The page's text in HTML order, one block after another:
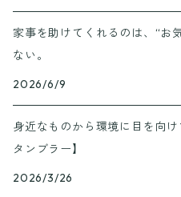
家事を助けてくれるのは、“お
ない。
2026/6/9
身近なものから環境に目を向け
タンブラー】
2026/3/26